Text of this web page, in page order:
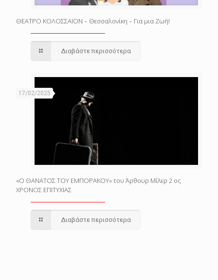
ΘΕΑΤΡΟ ΚΟΛΟΣΣΑΙΟΝ – Θεσσαλονίκη – Για μια Ζωή!
Διαβάστε περισσότερα
17/02/2025
«Ο ΘΑΝΑΤΟΣ ΤΟΥ ΕΜΠΟΡΑΚΟΥ» του Άρθουρ Μίλερ 2 ος
ΧΡΟΝΟΣ ΕΠΙΤΥΧΙΑΣ
Διαβάστε περισσότερα